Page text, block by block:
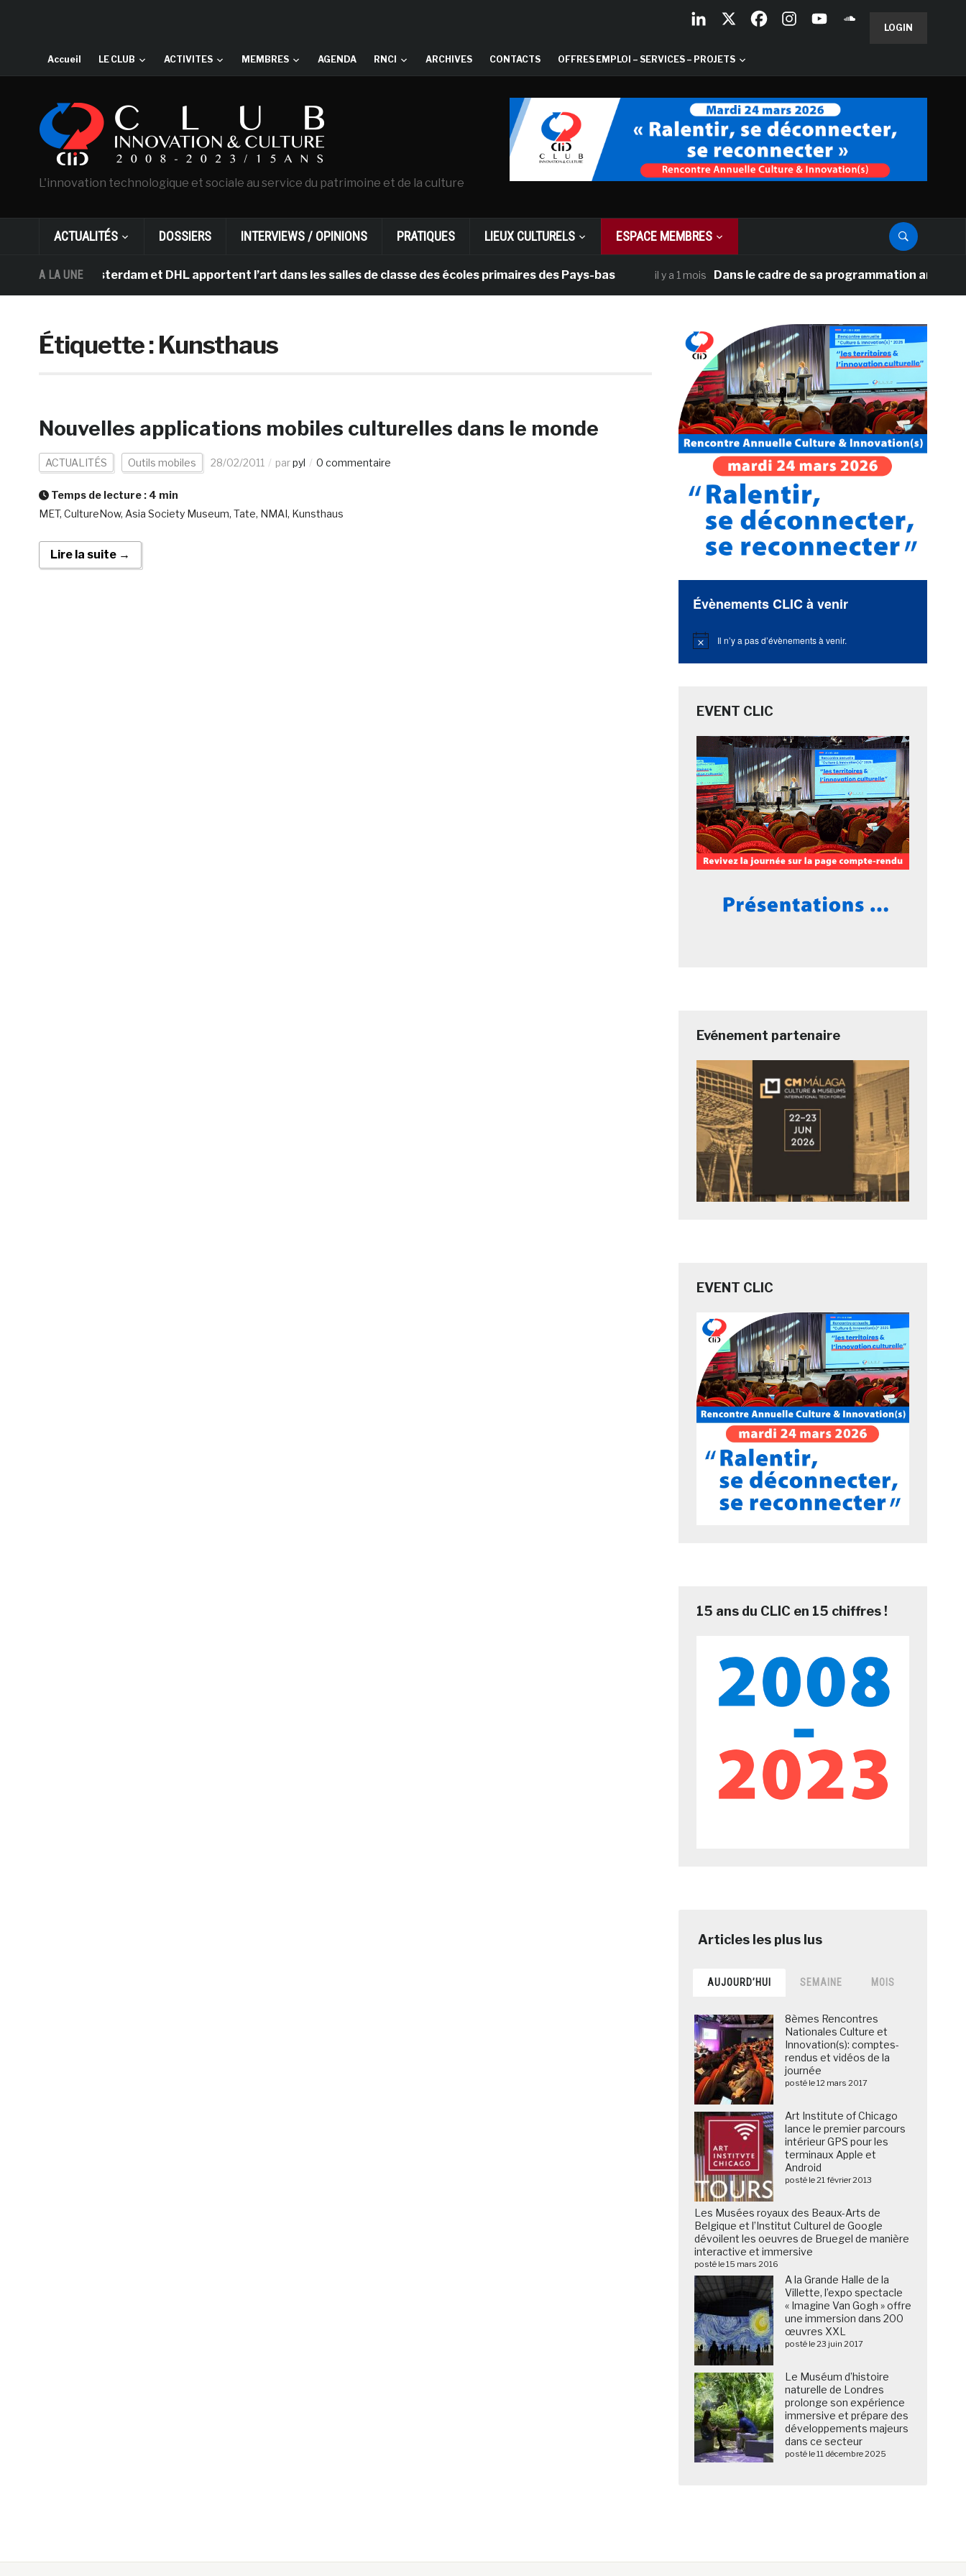
LOGIN
Accueil LE CLUB ACTIVITES MEMBRES AGENDA RNCI ARCHIVES CONTACTS OFFRES EMPLOI – SERVICES – PROJETS
L'innovation technologique et sociale au service du patrimoine et de la culture
ACTUALITÉS DOSSIERS INTERVIEWS / OPINIONS PRATIQUES LIEUX CULTURELS ESPACE MEMBRES
A LA UNE
Gogh d’Amsterdam et DHL apportent l’art dans les salles de classe des écoles primaires des Pays-bas il y a 1 mois Dans le cadre de sa programmation américaine,
Étiquette :Kunsthaus
Nouvelles applications mobiles culturelles dans le monde
ACTUALITÉS Outils mobiles 28/02/2011 parpyl 0 commentaire
Temps de lecture : 4 min
MET, CultureNow, Asia Society Museum, Tate, NMAI, Kunsthaus
Lire la suite →
Évènements CLIC à venir
Notice Il n’y a pas d’évènements à venir.
EVENT CLIC
Evénement partenaire
EVENT CLIC
15 ans du CLIC en 15 chiffres !
AUJOURD’HUI SEMAINE MOIS
8èmes Rencontres
Nationales Culture et
Innovation(s): comptes-
rendus et vidéos de la
journée
posté le 12 mars 2017
Art Institute of Chicago
lance le premier parcours
intérieur GPS pour les
terminaux Apple et
Android
posté le 21 février 2013
Les Musées royaux des Beaux-Arts de
Belgique et l’Institut Culturel de Google
dévoilent les oeuvres de Bruegel de manière
interactive et immersive
posté le 15 mars 2016
A la Grande Halle de la
Villette, l’expo spectacle
« Imagine Van Gogh » offre
une immersion dans 200
œuvres XXL
posté le 23 juin 2017
Le Muséum d’histoire
naturelle de Londres
prolonge son expérience
immersive et prépare des
développements majeurs
dans ce secteur
posté le 11 décembre 2025